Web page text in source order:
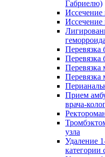
Габриелю)
Иссечение
Иссечение
Перевязка
Перевязка
Перевязка
Перевязка
Прием
врача-
узла
Удаление
категории